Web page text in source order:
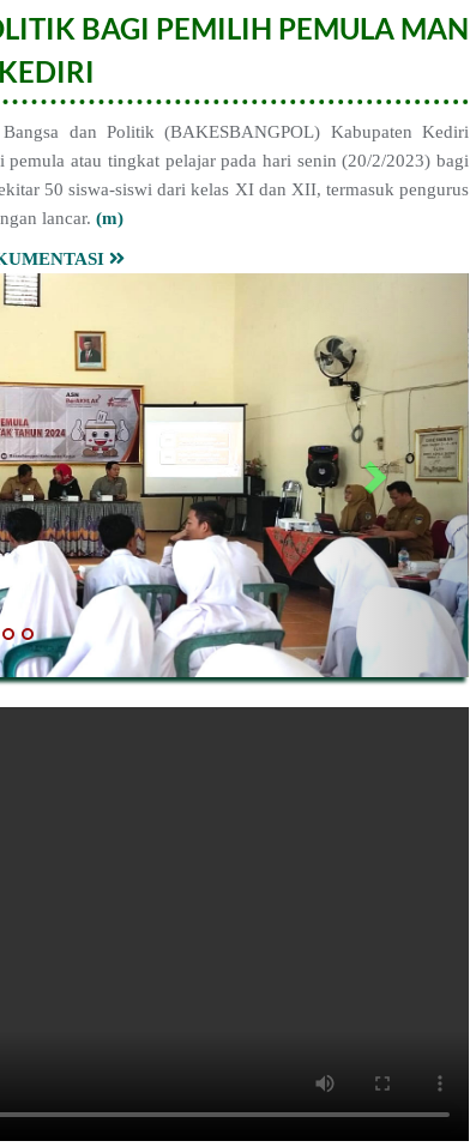
BAGI PEMILIH PEMULA MAN
dan Politik (BAKESBANGPOL) Kabupaten Kediri
atau tingkat pelajar pada hari senin (20/2/2023) bagi
50 siswa-siswi dari kelas XI dan XII, termasuk pengurus
lancar. (m)